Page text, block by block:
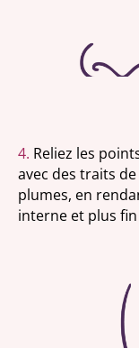
4. Reliez les
avec des traits
plumes, en
interne et plus fin